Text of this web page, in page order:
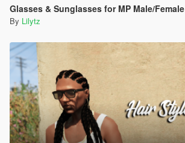
Glasses & Sunglasses for MP Male/Female
By Lilytz